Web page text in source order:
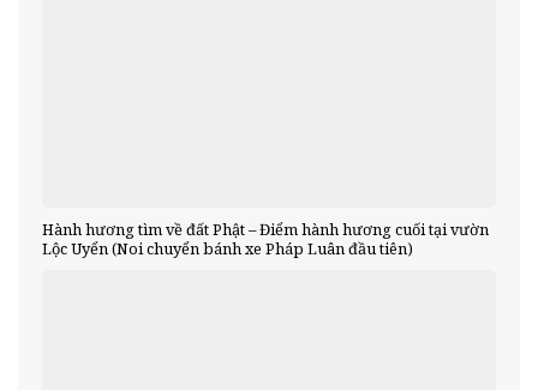
Hành hương tìm về đất Phật – Điểm hành hương cuối tại vườn
Lộc Uyển (Noi chuyển bánh xe Pháp Luân đầu tiên)